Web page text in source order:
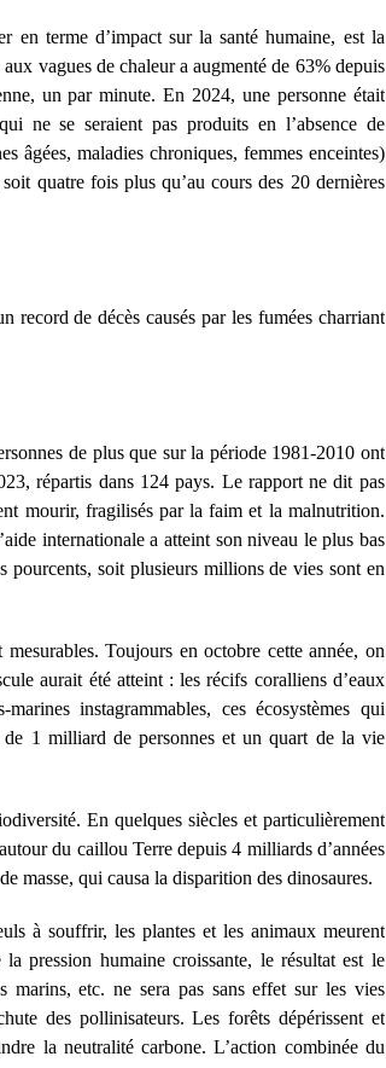
en terme d’impact sur la santé humaine, est la
vagues de chaleur a augmenté de 63% depuis
un par minute. En 2024, une personne était
ne se seraient pas produits en l’absence de
âgées, maladies chroniques, femmes enceintes)
quatre fois plus qu’au cours des 20 dernières
record de décès causés par les fumées charriant
de plus que sur la période 1981-2010 ont
répartis dans 124 pays. Le rapport ne dit pas
mourir, fragilisés par la faim et la malnutrition.
internationale a atteint son niveau le plus bas
pourcents, soit plusieurs millions de vies sont en
Toujours en octobre cette année, on
aurait été atteint : les récifs coralliens d’eaux
instagrammables, ces écosystèmes qui
de 1 milliard de personnes et un quart de la vie
En quelques siècles et particulièrement
du caillou Terre depuis 4 milliards d’années
masse, qui causa la disparition des dinosaures.
à souffrir, les plantes et les animaux meurent
pression humaine croissante, le résultat est le
marins, etc. ne sera pas sans effet sur les vies
des pollinisateurs. Les forêts dépérissent et
la neutralité carbone. L’action combinée du